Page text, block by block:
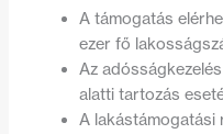
A támogatás
ezer fő
Az
alatti tartozás
A lakástámogatási